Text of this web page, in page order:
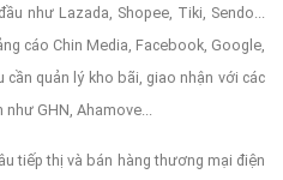
như Lazada, Shopee, Tiki, Sendo...
cáo Chin Media, Facebook, Google,
cần quản lý kho bãi, giao nhận với các
như GHN, Ahamove...
tiếp thị và bán hàng thương mại điện